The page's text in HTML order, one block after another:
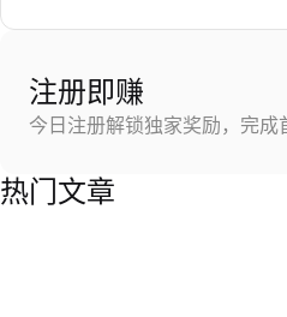
注册即赚
今日注册解锁独家奖励，完
热门文章